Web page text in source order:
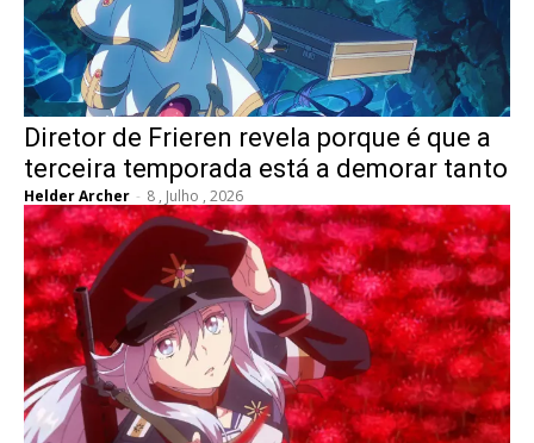
Diretor de Frieren revela porque é que a
terceira temporada está a demorar tanto
Helder Archer - 8 , Julho , 2026